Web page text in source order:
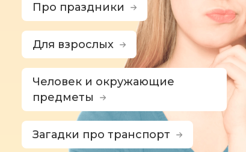
Про праздники
Для взрослых
Человек и окружающие
предметы
Загадки про транспорт